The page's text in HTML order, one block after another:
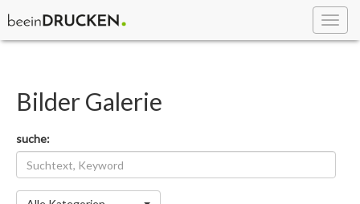
Bilder Galerie
suche:
Kategorie